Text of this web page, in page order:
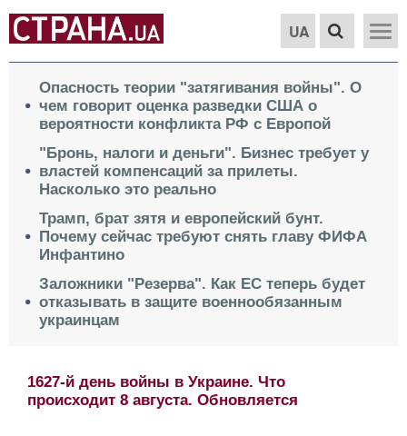
UA
Опасность теории "затягивания войны". О
чем говорит оценка разведки США о
вероятности конфликта РФ с Европой
"Бронь, налоги и деньги". Бизнес требует у
властей компенсаций за прилеты.
Насколько это реально
Трамп, брат зятя и европейский бунт.
Почему сейчас требуют снять главу ФИФА
Инфантино
Заложники "Резерва". Как ЕС теперь будет
отказывать в защите военнообязанным
украинцам
1627-й день войны в Украине. Что
происходит 8 августа. Обновляется